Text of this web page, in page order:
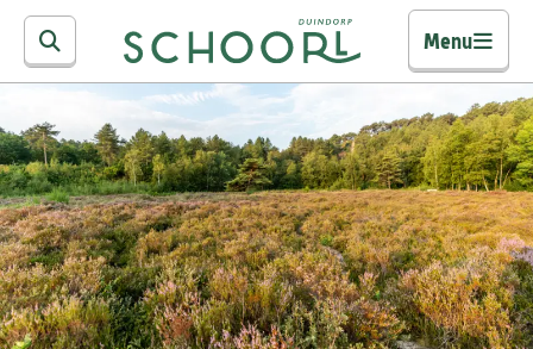
Menu